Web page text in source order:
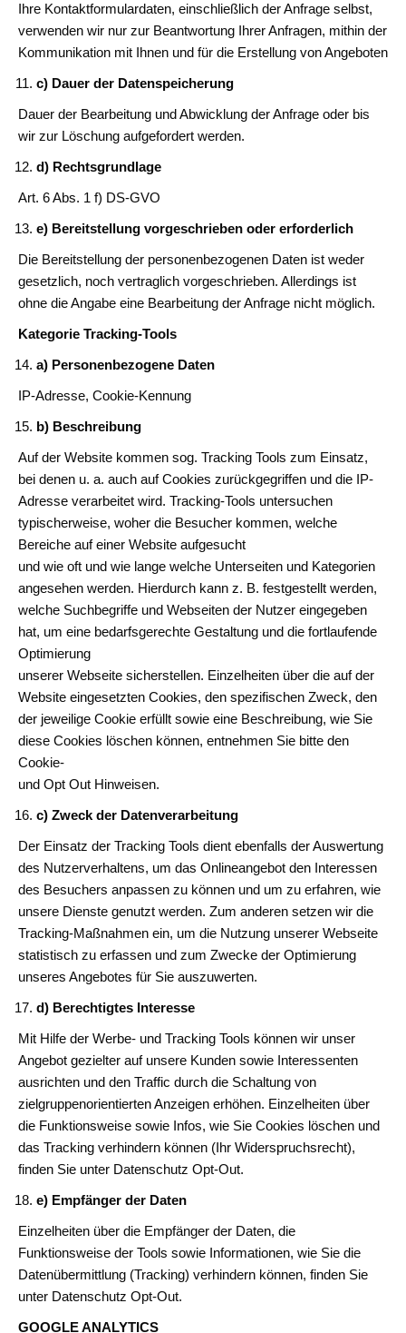
Ihre Kontaktformulardaten, einschließlich der Anfrage selbst,
verwenden wir nur zur Beantwortung Ihrer Anfragen, mithin der
Kommunikation mit Ihnen und für die Erstellung von Angeboten
c) Dauer der Datenspeicherung
Dauer der Bearbeitung und Abwicklung der Anfrage oder bis
wir zur Löschung aufgefordert werden.
d) Rechtsgrundlage
Art. 6 Abs. 1 f) DS-GVO
e) Bereitstellung vorgeschrieben oder erforderlich
Die Bereitstellung der personenbezogenen Daten ist weder
gesetzlich, noch vertraglich vorgeschrieben. Allerdings ist
ohne die Angabe eine Bearbeitung der Anfrage nicht möglich.
Kategorie Tracking-Tools
a) Personenbezogene Daten
IP-Adresse, Cookie-Kennung
b) Beschreibung
Auf der Website kommen sog. Tracking Tools zum Einsatz,
bei denen u. a. auch auf Cookies zurückgegriffen und die IP-
Adresse verarbeitet wird. Tracking-Tools untersuchen
typischerweise, woher die Besucher kommen, welche
Bereiche auf einer Website aufgesucht
und wie oft und wie lange welche Unterseiten und Kategorien
angesehen werden. Hierdurch kann z. B. festgestellt werden,
welche Suchbegriffe und Webseiten der Nutzer eingegeben
hat, um eine bedarfsgerechte Gestaltung und die fortlaufende
Optimierung
unserer Webseite sicherstellen. Einzelheiten über die auf der
Website eingesetzten Cookies, den spezifischen Zweck, den
der jeweilige Cookie erfüllt sowie eine Beschreibung, wie Sie
diese Cookies löschen können, entnehmen Sie bitte den
Cookie-
und Opt Out Hinweisen.
c) Zweck der Datenverarbeitung
Der Einsatz der Tracking Tools dient ebenfalls der Auswertung
des Nutzerverhaltens, um das Onlineangebot den Interessen
des Besuchers anpassen zu können und um zu erfahren, wie
unsere Dienste genutzt werden. Zum anderen setzen wir die
Tracking-Maßnahmen ein, um die Nutzung unserer Webseite
statistisch zu erfassen und zum Zwecke der Optimierung
unseres Angebotes für Sie auszuwerten.
d) Berechtigtes Interesse
Mit Hilfe der Werbe- und Tracking Tools können wir unser
Angebot gezielter auf unsere Kunden sowie Interessenten
ausrichten und den Traffic durch die Schaltung von
zielgruppenorientierten Anzeigen erhöhen. Einzelheiten über
die Funktionsweise sowie Infos, wie Sie Cookies löschen und
das Tracking verhindern können (Ihr Widerspruchsrecht),
finden Sie unter Datenschutz Opt-Out.
e) Empfänger der Daten
Einzelheiten über die Empfänger der Daten, die
Funktionsweise der Tools sowie Informationen, wie Sie die
Datenübermittlung (Tracking) verhindern können, finden Sie
unter Datenschutz Opt-Out.
GOOGLE ANALYTICS